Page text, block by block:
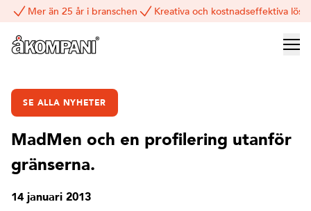
Mer än 25 år i branschen Kreativa och kostnadseffektiva
SE ALLA NYHETER
MadMen och en profilering utanför
gränserna.
14 januari 2013